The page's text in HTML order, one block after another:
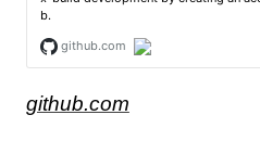
github.com